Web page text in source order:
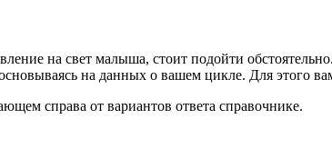
на свет малыша, стоит подойти
на данных о вашем цикле. Для этого
справа от вариантов ответа справочнике.